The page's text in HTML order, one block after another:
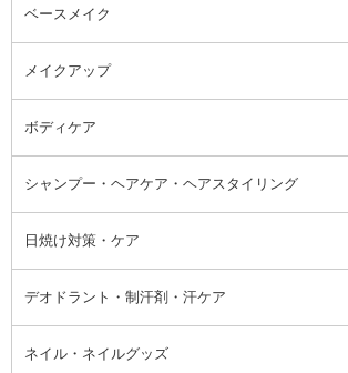
スキンケア・基礎化粧品全て
洗顔料
美容液
オールインワン化粧品 フェイスクリ
フェイスオイル・バーム
ブースター・導入液
洗い流すパック・マスク
ベースメイク
ベースメイク全て
BBクリーム
コンシーラー ファンデーシ
フェイスパウダー
メイクアップ
メイクアップ全て
まつげ美容液 つけまつげ
アイシャドウ
アイブロウ・眉マスカラ
チーク
ボディケア
ボディケア全て
ボディソープ
けん
ボディケア
レッグ・フットケア
バストケア
シャンプー・ヘアケア・ヘアスタイリング
シャンプー・ヘアケア・ヘアスタ
イリング全て
洗い流さないトリートメント
ヘアスタイリング剤
日焼け対策・ケア
日焼け対策・ケア全て
サンオイル・タンニング
デオドラント・制汗剤・汗ケア
デオドラント・制汗剤・汗ケア全
て
ネイル・ネイルグッズ